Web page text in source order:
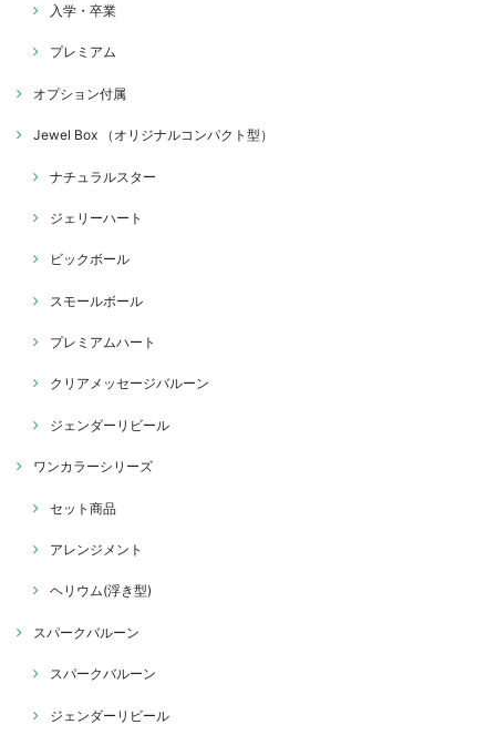
入学・卒業
プレミアム
オプション付属
Jewel Box （オリジナルコンパクト型）
ナチュラルスター
ジェリーハート
ビックボール
スモールボール
プレミアムハート
クリアメッセージバルーン
ジェンダーリビール
ワンカラーシリーズ
セット商品
アレンジメント
ヘリウム(浮き型)
スパークバルーン
スパークバルーン
ジェンダーリビール